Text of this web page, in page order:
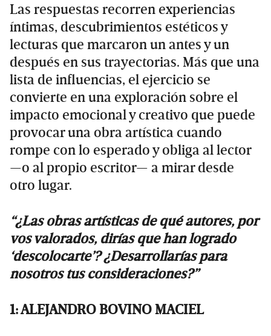
Las respuestas recorren experiencias
íntimas, descubrimientos estéticos y
lecturas que marcaron un antes y un
después en sus trayectorias. Más que una
lista de influencias, el ejercicio se
convierte en una exploración sobre el
impacto emocional y creativo que puede
provocar una obra artística cuando
rompe con lo esperado y obliga al lector
—o al propio escritor— a mirar desde
otro lugar.
“¿Las obras artísticas de qué autores, por
vos valorados, dirías que han logrado
‘descolocarte’? ¿Desarrollarías para
nosotros tus consideraciones?”
1: ALEJANDRO BOVINO MACIEL